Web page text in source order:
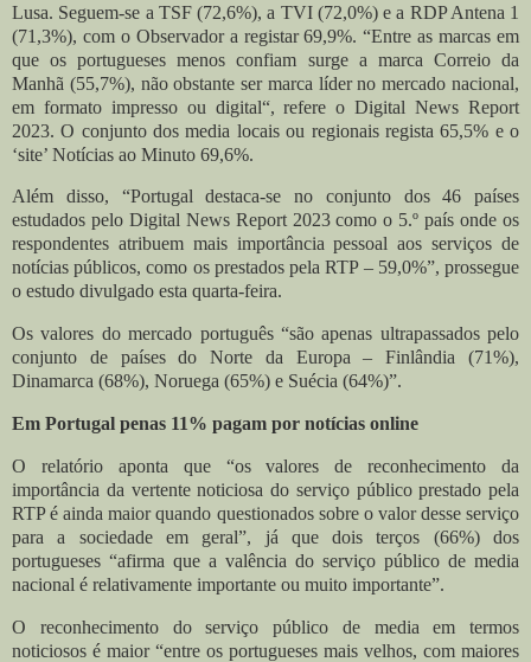
Lusa. Seguem-se a TSF (72,6%), a TVI (72,0%) e a RDP Antena 1
(71,3%), com o Observador a registar 69,9%. “Entre as marcas em
que os portugueses menos confiam surge a marca Correio da
Manhã (55,7%), não obstante ser marca líder no mercado nacional,
em formato impresso ou digital“, refere o Digital News Report
2023. O conjunto dos media locais ou regionais regista 65,5% e o
‘site’ Notícias ao Minuto 69,6%.
Além disso, “Portugal destaca-se no conjunto dos 46 países
estudados pelo Digital News Report 2023 como o 5.º país onde os
respondentes atribuem mais importância pessoal aos serviços de
notícias públicos, como os prestados pela RTP – 59,0%”, prossegue
o estudo divulgado esta quarta-feira.
Os valores do mercado português “são apenas ultrapassados pelo
conjunto de países do Norte da Europa – Finlândia (71%),
Dinamarca (68%), Noruega (65%) e Suécia (64%)”.
Em Portugal penas 11% pagam por notícias online
O relatório aponta que “os valores de reconhecimento da
importância da vertente noticiosa do serviço público prestado pela
RTP é ainda maior quando questionados sobre o valor desse serviço
para a sociedade em geral”, já que dois terços (66%) dos
portugueses “afirma que a valência do serviço público de media
nacional é relativamente importante ou muito importante”.
O reconhecimento do serviço público de media em termos
noticiosos é maior “entre os portugueses mais velhos, com maiores